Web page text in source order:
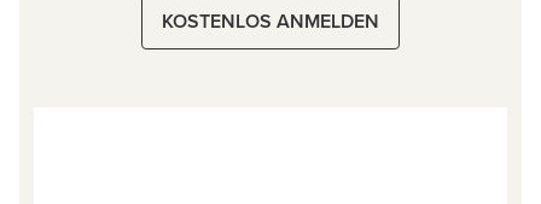
KOSTENLOS ANMELDEN